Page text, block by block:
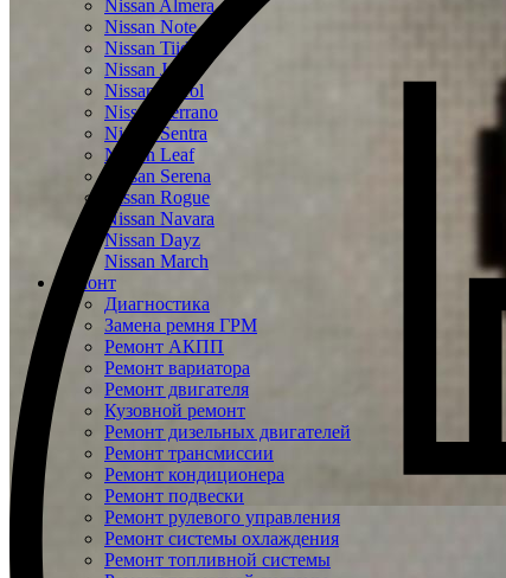
Nissan Almera
Nissan Note
Nissan Tiida
Nissan Juke
Nissan Patrol
Nissan Terrano
Nissan Sentra
Nissan Leaf
Nissan Serena
Nissan Rogue
Nissan Navara
Nissan Dayz
Nissan March
Ремонт
Диагностика
Замена ремня ГРМ
Ремонт АКПП
Ремонт вариатора
Ремонт двигателя
Кузовной ремонт
Ремонт дизельных двигателей
Ремонт трансмиссии
Ремонт кондиционера
Ремонт подвески
Ремонт рулевого управления
Ремонт системы охлаждения
Ремонт топливной системы